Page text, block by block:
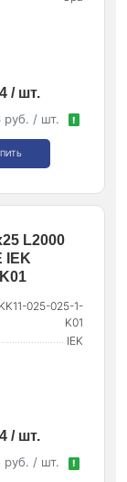
/ шт.
руб. / шт. !
L2000
IEK
025-025-1-
K01
IEK
/ шт.
руб. / шт. !